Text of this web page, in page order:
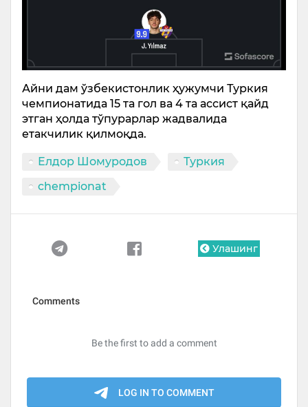
Айни дам ўзбекистонлик ҳужумчи Туркия
чемпионатида 15 та гол ва 4 та ассист қайд
этган ҳолда тўпурарлар жадвалида
етакчилик қилмоқда.
Елдор Шомуродов
Туркия
chempionat
Улашинг